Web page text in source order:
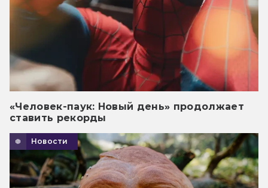
«Человек-паук: Новый день» продолжает
ставить рекорды
Новости